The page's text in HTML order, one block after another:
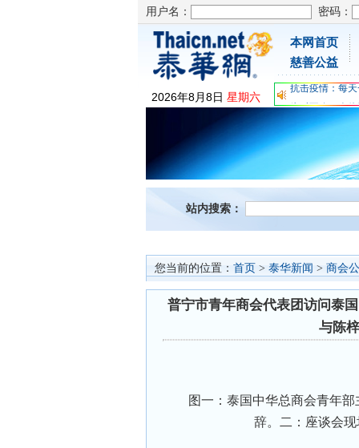
用户名： 密码：
2026年8月8日 星期六
本网首页
慈善公益
为时不晚，人
关爱儿童健康
抗击疫情：每
为时不晚，人
关爱儿童健康
抗击疫情：每
站内搜索：
您当前的位置： 首页 > 泰华新闻 > 商会
普宁市青年商会代表团访问泰
与陈
图一：泰国中华总商会青年部
辞。二：座谈会